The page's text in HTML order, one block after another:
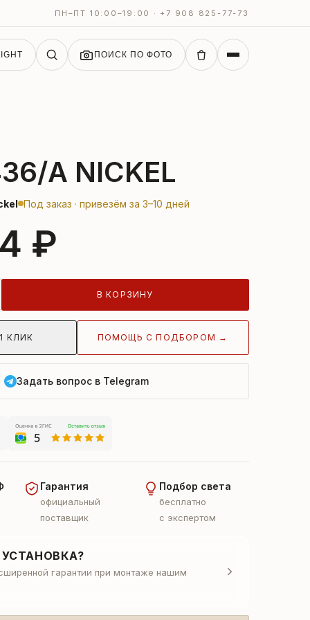
ПН–ПТ 10:00–19:00 · +7 908 825-77-73
ПОИСК ПО ФОТО
A NICKEL
Под заказ · привезём за 3–10 дней
₽
В КОРЗИНУ
КЛИК ПОМОЩЬ С ПОДБОРОМ →
Задать вопрос в Telegram
Гарантия
официальный
поставщик
Подбор света
бесплатно
с экспертом
гарантии при монтаже нашим